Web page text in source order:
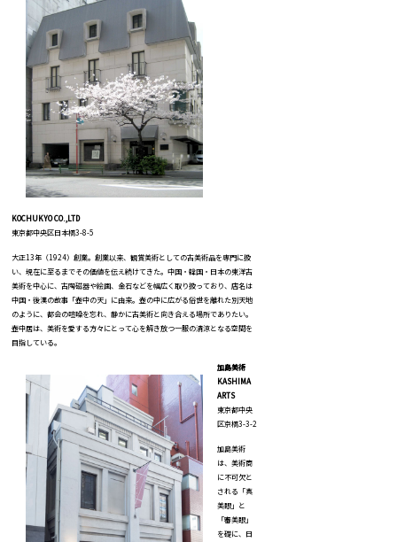
KOCHUKYO CO.,LTD
東京都中央区日本橋3-8-5
大正13年（1924）創業。創業以来、観賞美術としての古美術品を専門に扱
い、現在に至るまでその価値を伝え続けてきた。中国・韓国・日本の東洋古
美術を中心に、古陶磁器や絵画、金石などを幅広く取り扱っており、店名は
中国・後漢の故事「壺中の天」に由来。壺の中に広がる俗世を離れた別天地
のように、都会の喧噪を忘れ、静かに古美術と向き合える場所でありたい。
壺中居は、美術を愛する方々にとって心を解き放つ一服の清涼となる空間を
目指している。
加島美術
KASHIMA
ARTS
東京都中央
区京橋3-3-2
加島美術
は、美術商
に不可欠と
される「真
美眼」と
「審美眼」
を礎に、日